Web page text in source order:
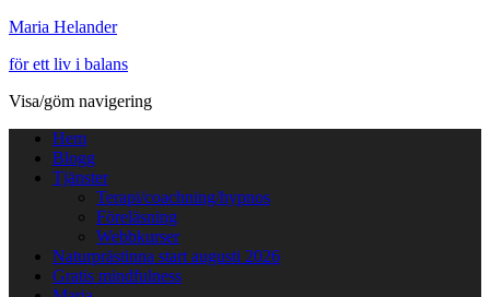
Maria Helander
för ett liv i balans
Visa/göm navigering
Hem
Blogg
Tjänster
Terapi/coachning/hypnos
Föreläsning
Webbkurser
Naturprästinna start augusti 2026
Gratis mindfulness